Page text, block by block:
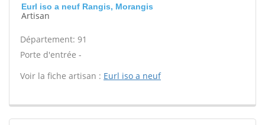
Eurl iso a neuf Rangis, Morangis
Artisan
Département: 91
Porte d'entrée -
Voir la fiche artisan : Eurl iso a neuf